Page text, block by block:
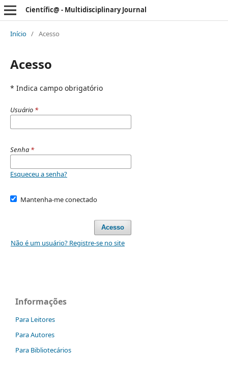
Científic@ - Multidisciplinary Journal
Início / Acesso
Acesso
* Indica campo obrigatório
Usuário *
Senha *
Esqueceu a senha?
Mantenha-me conectado
Acesso
Não é um usuário? Registre-se no site
Informações
Para Leitores
Para Autores
Para Bibliotecários